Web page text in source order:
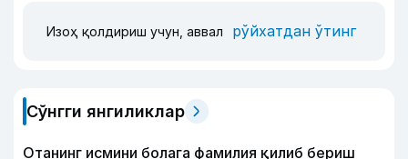
Изоҳ қолдириш учун, аввал рўйхатдан ўтинг
Сўнгги янгиликлар
Отанинг исмини болага фамилия қилиб бериш